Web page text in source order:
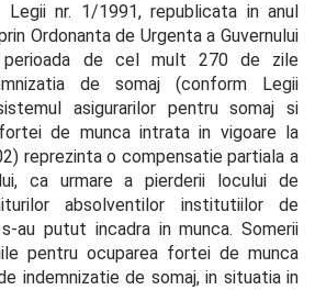
nr. 1/1991, republicata in anul
Ordonanta de Urgenta a Guvernului
de cel mult 270 de zile
de somaj (conform Legii
asigurarilor pentru somaj si
de munca intrata in vigoare la
reprezinta o compensatie partiala a
ca urmare a pierderii locului de
absolventilor institutiilor de
au putut incadra in munca. Somerii
pentru ocuparea fortei de munca
indemnizatie de somaj, in situatia in